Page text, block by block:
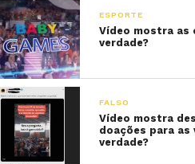
ESPORTE
Vídeo mostra as
verdade?
FALSO
Vídeo mostra
doações para as
verdade?